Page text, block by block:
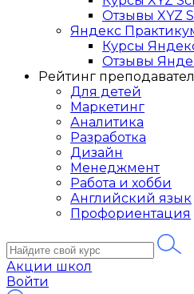
Отзывы XYZ
Яндекс
Курсы
Отзывы
Рейтинг
Для детей
Маркетинг
Аналитика
Разработка
Дизайн
Менеджмент
Работа и хобби
Английский язык
Профориентация
Акции школ
Войти